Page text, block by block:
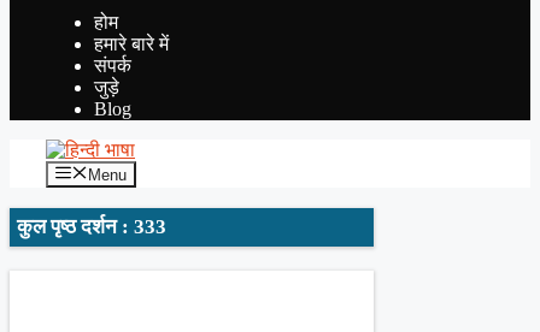
YouTube
होम
हमारे बारे में
संपर्क
जुड़े
Blog
Menu
कुल पृष्ठ दर्शन : 333